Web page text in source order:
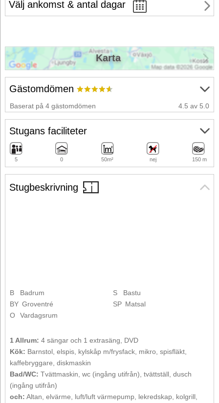
Välj ankomst & antal dagar
Stugbeskrivning
B
Badrum
BY Groventré
O
Vardagsrum
S
Bastu
SP Matsal
1 Allrum: 4 sängar och 1 extrasäng, DVD
Kök: Barnstol, elspis, kylskåp m/frysfack, mikro, spisfläkt,
kaffebryggare, diskmaskin
Bad/WC: Tvättmaskin, wc (ingång utifrån), tvättställ, dusch
(ingång utifrån)
och: Altan, elvärme, luft/luft värmepump, lekredskap, kolgrill,
Gästomdömen
Baserat på 4 gästomdömen 4.5 av 5.0
Stugans faciliteter
5 0 50m² nej 150 m
Karta